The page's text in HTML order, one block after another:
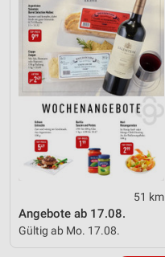
51 km
Angebote ab 17.08.
Gültig ab Mo. 17.08.
Nicht-IAB-Verarbeitungszwecke:
Notwendig
Performance
Funktional
Werbung